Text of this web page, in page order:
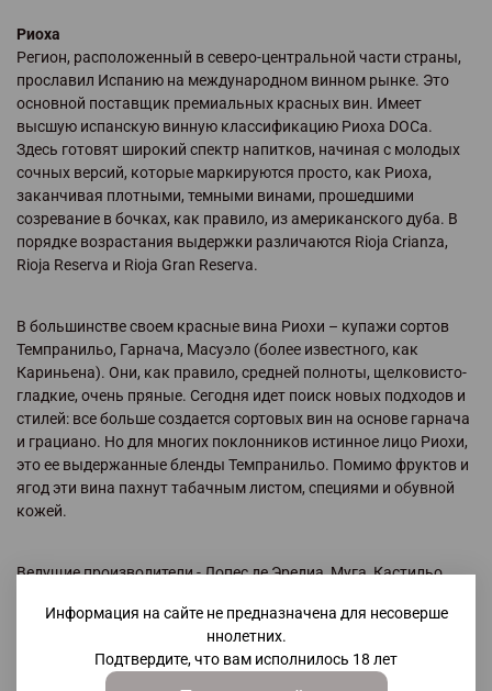
Риоха
Регион, расположенный в северо-центральной части страны,
прославил Испанию на международном винном рынке. Это
основной поставщик премиальных красных вин. Имеет
высшую испанскую винную классификацию Риоха DOCa.
Здесь готовят широкий спектр напитков, начиная с молодых
сочных версий, которые маркируются просто, как Риоха,
заканчивая плотными, темными винами, прошедшими
созревание в бочках, как правило, из американского дуба. В
порядке возрастания выдержки различаются Rioja Crianza,
Rioja Reserva и Rioja Gran Reserva.
В большинстве своем красные вина Риохи – купажи сортов
Темпранильо, Гарнача, Масуэло (более известного, как
Кариньена). Они, как правило, средней полноты, щелковисто-
гладкие, очень пряные. Сегодня идет поиск новых подходов и
стилей: все больше создается сортовых вин на основе гарнача
и грациано. Но для многих поклонников истинное лицо Риохи,
это ее выдержанные бленды Темпранильо. Помимо фруктов и
ягод эти вина пахнут табачным листом, специями и обувной
кожей.
Ведущие производители - Лопес де Эредиа, Муга, Кастильо
Известные винодельни: Bodegas Bilbaínas
Информация на сайте не предназначена для несоверше
ннолетних.
Подтвердите, что вам исполнилось 18 лет